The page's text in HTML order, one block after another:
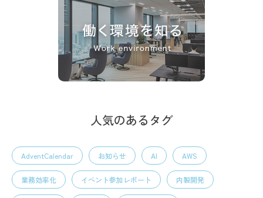
人気のあるタグ
AdventCalendar お知らせ AI AWS
業務効率化 イベント参加レポート 内製開発